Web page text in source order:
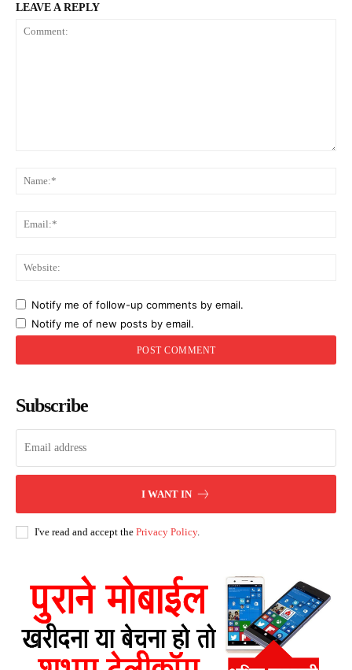
LEAVE A REPLY
Notify me of follow-up comments by email.
Notify me of new posts by email.
Subscribe
I WANT IN
I've read and accept the Privacy Policy.